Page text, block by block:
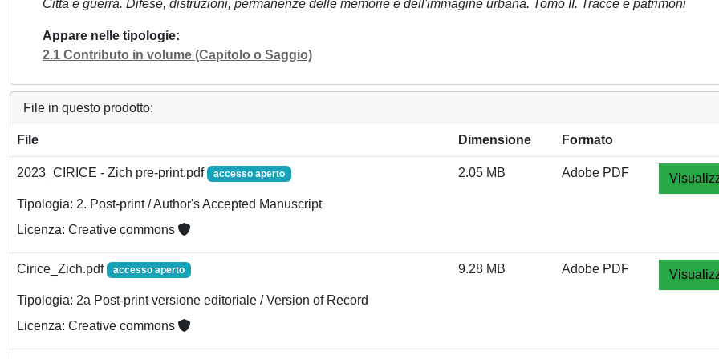
Città e guerra. Difese, distruzioni, permanenze delle memorie e dell'immagine urbana. Tomo II. Tracce e patrimoni
Appare nelle tipologie
2.1 Contributo in volume (Capitolo o Saggio)
File in questo prodotto:
File Dimensione Formato
2023_CIRICE - Zich pre-print.pdf accesso aperto
Tipologia: 2. Post-print / Author's Accepted Manuscript
Licenza: Creative commons
2.05 MB Adobe PDF
Cirice_Zich.pdf accesso aperto
Tipologia: 2a Post-print versione editoriale / Version of Record
Licenza: Creative commons
9.28 MB Adobe PDF